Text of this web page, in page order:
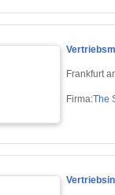
Frankfurt
Firma:The